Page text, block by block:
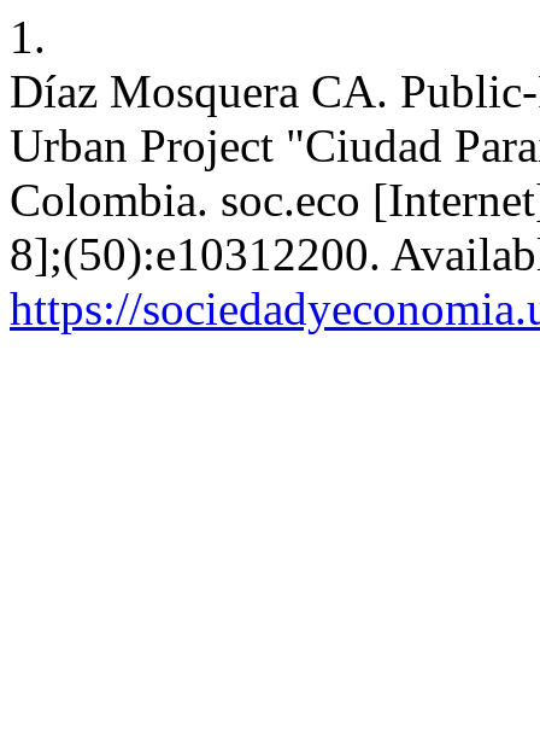
1.
Díaz Mosquera CA.
Urban Project "Ciudad
Colombia. soc.eco
8];(50):e10312200.
https://